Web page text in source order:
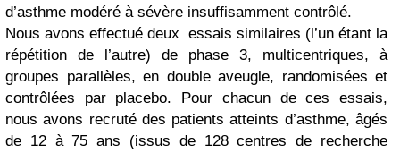
d’asthme modéré à sévère insuffisamment contrôlé.
Nous avons effectué deux essais similaires (l’un étant la
répétition de l’autre) de phase 3, multicentriques, à
groupes parallèles, en double aveugle, randomisées et
contrôlées par placebo. Pour chacun de ces essais,
nous avons recruté des patients atteints d’asthme, âgés
de 12 à 75 ans (issus de 128 centres de recherche